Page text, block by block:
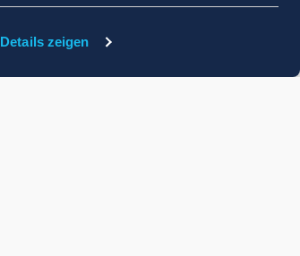
Details zeigen